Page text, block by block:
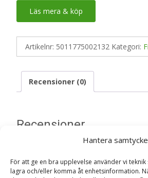
Hantera samtycke
För att ge en bra upplevelse använder vi
lagra och/eller komma åt enhetsinformation.
Läs mera & köp
Artikelnr: 5011775002132 Kategori:
Recensioner (0)
Recensioner